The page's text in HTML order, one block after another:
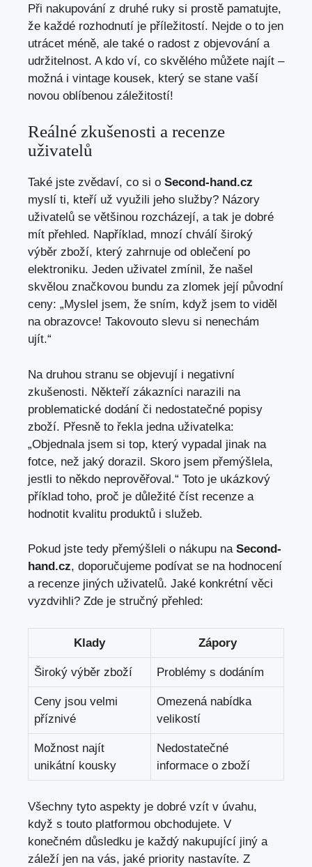
Při nakupování z druhé ruky si prostě pamatujte,
že každé rozhodnutí je příležitostí. Nejde o to jen
utrácet méně, ale také o radost z objevování a
udržitelnost. A kdo ví, co skvělého můžete najít –
možná i vintage kousek, který se stane vaší
novou oblíbenou záležitostí!
Reálné zkušenosti a recenze
uživatelů
Také jste zvědaví, co si o Second-hand.cz
myslí ti, kteří už využili jeho služby? Názory
uživatelů se většinou rozcházejí, a tak je dobré
mít přehled. Například, mnozí chválí široký
výběr zboží, který zahrnuje od oblečení po
elektroniku. Jeden uživatel zmínil, že našel
skvělou značkovou bundu za zlomek její původní
ceny: „Myslel jsem, že sním, když jsem to viděl
na obrazovce! Takovouto slevu si nenechám
ujít.“
Na druhou stranu se objevují i negativní
zkušenosti. Někteří zákazníci narazili na
problematické dodání či nedostatečné popisy
zboží. Přesně to řekla jedna uživatelka:
„Objednala jsem si top, který vypadal jinak na
fotce, než jaký dorazil. Skoro jsem přemýšlela,
jestli to někdo neprověřoval.“ Toto je ukázkový
příklad toho, proč je důležité číst recenze a
hodnotit kvalitu produktů i služeb.
Pokud jste tedy přemýšleli o nákupu na Second-
hand.cz, doporučujeme podívat se na hodnocení
a recenze jiných uživatelů. Jaké konkrétní věci
vyzdvihli? Zde je stručný přehled:
Klady Zápory
Široký výběr zboží Problémy s dodáním
Ceny jsou velmi
příznivé
Omezená nabídka
velikostí
Možnost najít
unikátní kousky
Nedostatečné
informace o zboží
Všechny tyto aspekty je dobré vzít v úvahu,
když s touto platformou obchodujete. V
konečném důsledku je každý nakupující jiný a
záleží jen na vás, jaké priority nastavíte. Z